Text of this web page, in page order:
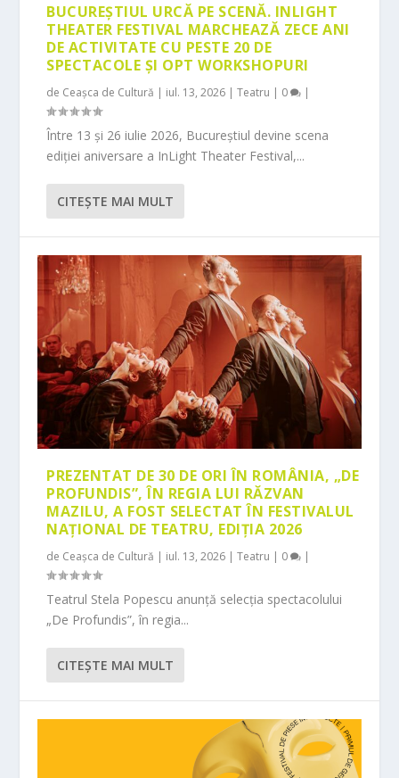
BUCUREȘTIUL URCĂ PE SCENĂ. INLIGHT
THEATER FESTIVAL MARCHEAZĂ ZECE ANI
DE ACTIVITATE CU PESTE 20 DE
SPECTACOLE ȘI OPT WORKSHOPURI
de Ceașca de Cultură | iul. 13, 2026 |Teatru | 0 |
Între 13 și 26 iulie 2026, Bucureștiul devine scena
ediției aniversare a InLight Theater Festival,...
CITEŞTE MAI MULT
PREZENTAT DE 30 DE ORI ÎN ROMÂNIA, „DE
PROFUNDIS”, ÎN REGIA LUI RĂZVAN
MAZILU, A FOST SELECTAT ÎN FESTIVALUL
NAȚIONAL DE TEATRU, EDIȚIA 2026
de Ceașca de Cultură | iul. 13, 2026 |Teatru | 0 |
Teatrul Stela Popescu anunță selecția spectacolului
„De Profundis”, în regia...
CITEŞTE MAI MULT